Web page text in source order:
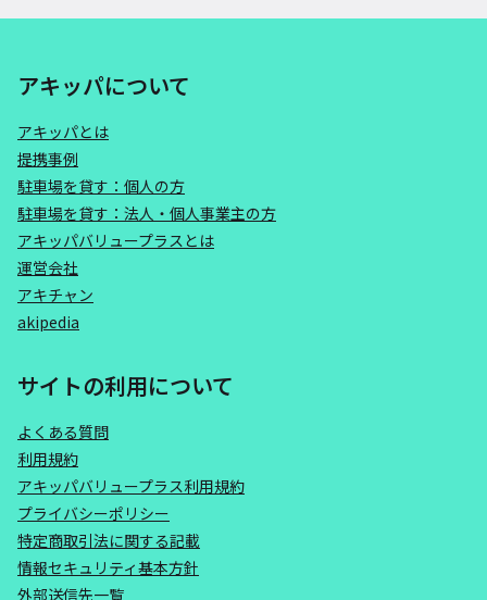
アキッパについて
アキッパとは
提携事例
駐車場を貸す：個人の方
駐車場を貸す：法人・個人事業主の方
アキッパバリュープラスとは
運営会社
アキチャン
akipedia
サイトの利用について
よくある質問
利用規約
アキッパバリュープラス利用規約
プライバシーポリシー
特定商取引法に関する記載
情報セキュリティ基本方針
外部送信先一覧